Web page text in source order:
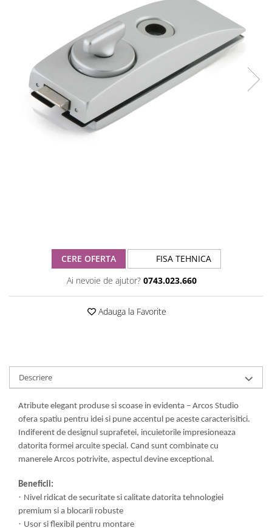
CERE OFERTA
FISA TEHNICA
Ai nevoie de ajutor? 0743.023.660
Adauga la Favorite
Descriere
Atribute elegant produse si scoase in evidenta – Arcos Studio
ofera spatiu pentru idei si pune accentul pe aceste caracterisitici.
Indiferent de designul suprafetei, incuietorile impresioneaza
datorita formei arcuite special. Cand sunt combinate cu
manerele Arcos potrivite, aspectul devine exceptional.
Beneficii:
· Nivel ridicat de securitate si calitate datorita tehnologiei
premium si a blocarii robuste
· Usor si flexibil pentru montare